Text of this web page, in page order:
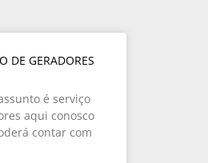
DE GERADORES
é serviço
aqui conosco
contar com